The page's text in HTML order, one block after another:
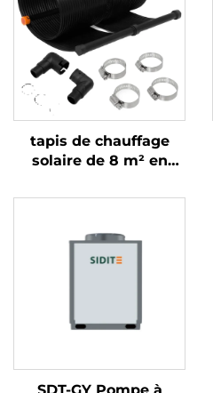
tapis de chauffage
solaire de 8 m² en
absorber l'énergie
eau